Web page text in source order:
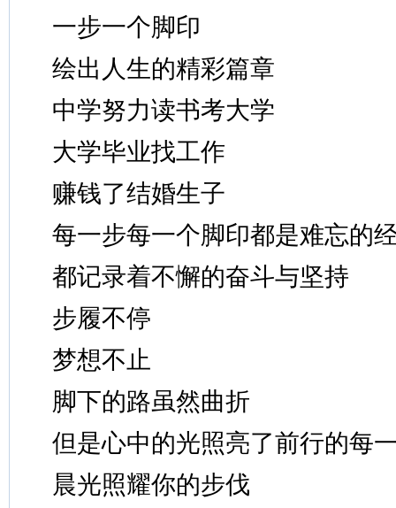
一步一个脚印
绘出人生的精彩篇章
中学努力读书考大学
大学毕业找工作
赚钱了结婚生子
每一步每一个脚印都是难忘的
都记录着不懈的奋斗与坚持
步履不停
梦想不止
脚下的路虽然曲折
但是心中的光照亮了前行的每
晨光照耀你的步伐